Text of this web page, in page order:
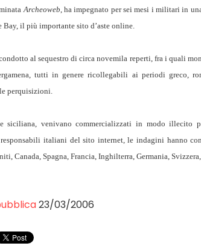
Archeoweb, ha impegnato per sei mesi i militari in
Bay, il più importante sito d’aste online.
al sequestro di circa novemila reperti, fra i quali
tutti in genere ricollegabili ai periodi greco,
perquisizioni.
venivano commercializzati in modo illecito
italiani del sito internet, le indagini hanno
Canada, Spagna, Francia, Inghilterra, Germania,
23/03/2006